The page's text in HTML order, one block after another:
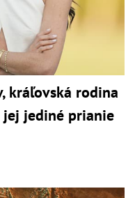
kráľovská rodina
jej jediné prianie